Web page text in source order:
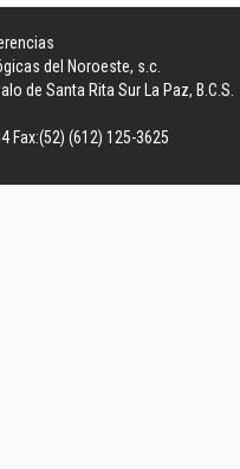
del Noroeste, s.c.
de Santa Rita Sur La Paz, B.C.S.
Fax:(52) (612) 125-3625